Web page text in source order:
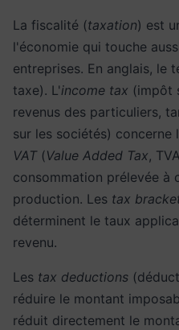
La fiscalité (taxation) est
l'économie qui touche
entreprises. En anglais, le
taxe). L'income tax (impôt
revenus des particuliers,
sur les sociétés) concerne
VAT(Value Added Tax,
consommation prélevée à
production. Les tax
déterminent le taux
revenu.
Les tax deductions
réduire le montant
réduit directement le